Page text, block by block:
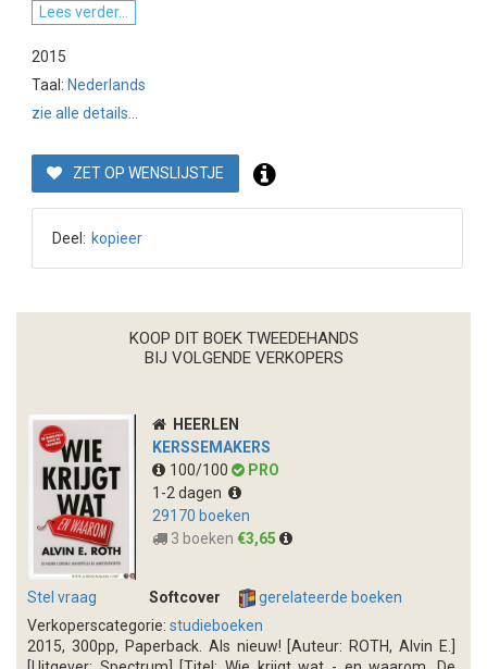
Lees verder...
2015
Taal: Nederlands
zie alle details...
ZET OP WENSLIJSTJE
Deel: kopieer
KOOP DIT BOEK TWEEDEHANDS
BIJ VOLGENDE VERKOPERS
HEERLEN
KERSSEMAKERS
100/100
PRO
1-2 dagen
29170 boeken
3 boeken €3,65
Stel vraag Softcover
gerelateerde boeken
Verkoperscategorie: studieboeken
2015, 300pp, Paperback. Als nieuw! [Auteur: ROTH, Alvin E.]